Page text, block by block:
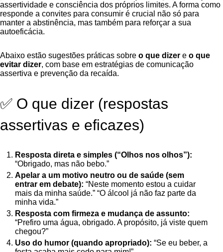
assertividade e consciência dos próprios limites. A forma como
responde a convites para consumir é crucial não só para
manter a abstinência, mas também para reforçar a sua
autoeficácia.
Abaixo estão sugestões práticas sobre o que dizer e o que
evitar dizer, com base em estratégias de comunicação
assertiva e prevenção da recaída.
✅ O que dizer (respostas
assertivas e eficazes)
Resposta direta e simples (“Olhos nos olhos”):
“Obrigado, mas não bebo.”
Apelar a um motivo neutro ou de saúde (sem
entrar em debate): “Neste momento estou a cuidar
mais da minha saúde.” “O álcool já não faz parte da
minha vida.”
Resposta com firmeza e mudança de assunto:
“Prefiro uma água, obrigado. A propósito, já viste quem
chegou?”
Uso do humor (quando apropriado): “Se eu beber, a